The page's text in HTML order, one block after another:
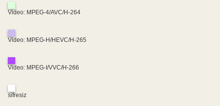
Video: MPEG-4/AVC/H-264
Video: MPEG-H/HEVC/H-265
Video: MPEG-I/VVC/H-266
sifresiz